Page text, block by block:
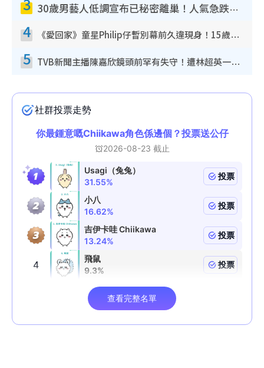
30歲男藝人低調宣布已秘密離巢！人氣急跌變失蹤人口︰「這幾年過得並不容易」
4 《愛回家》童星Philip仔暫別幕前久違現身！15歲近況暴風長高蛻變帥氣少男
5 TVB新聞主播陳嘉欣鏡頭前罕有失守！遭林超英一句說話突襲嚇親當場大笑